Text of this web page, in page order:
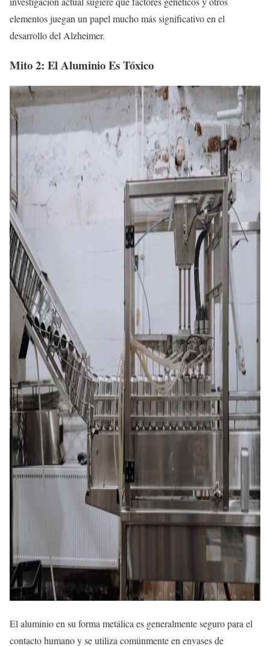
elementos juegan un papel mucho más significativo en el
desarrollo del Alzheimer.
Mito 2: El Aluminio Es Tóxico
El aluminio en su forma metálica es generalmente seguro para el
contacto humano y se utiliza comúnmente en envases de